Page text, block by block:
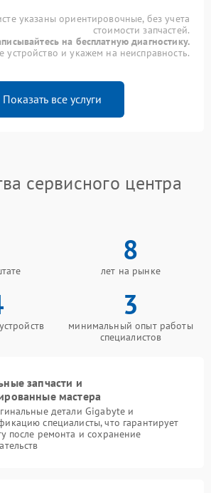
указаны ориентировочные, без учета
стоимости запчастей.
на бесплатную диагностику.
и укажем на неисправность.
Показать все услуги
сервисного центра
8
лет на рынке
3
минимальный опыт работы
специалистов
запчасти и
мастера
детали Gigabyte и
специалисты, что гарантирует
после ремонта и сохранение